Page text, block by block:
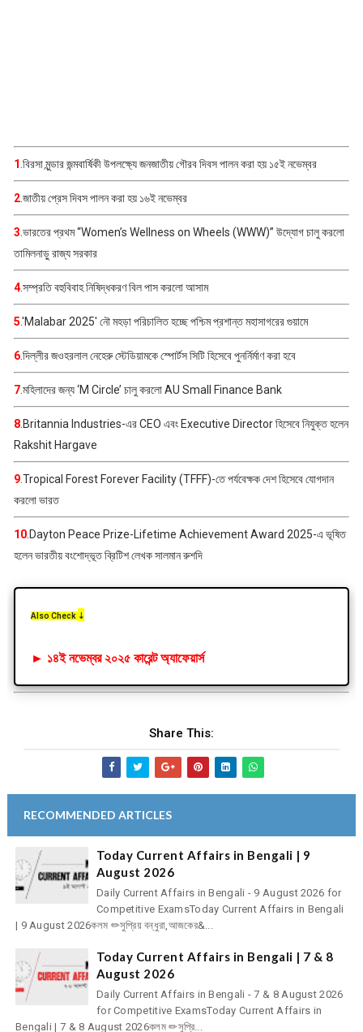
1 .বিরসা মুন্ডার জন্মবার্ষিকী উপলক্ষ্যে জনজাতীয় গৌরব দিবস পালন করা হয় ১৫ই নভেম্বর
2.জাতীয় প্রেস দিবস পালন করা হয় ১৬ই নভেম্বর
3 .ভারতের প্রথম “Women’s Wellness on Wheels (WWW)” উদ্যোগ চালু করলো
তামিলনাড়ু রাজ্য সরকার
4.সম্প্রতি বহুবিবাহ নিষিদ্ধকরণ বিল পাস করলো আসাম
5.'Malabar 2025' নৌ মহড়া পরিচালিত হচ্ছে পশ্চিম প্রশান্ত মহাসাগরের গুয়ামে
6.দিল্লীর জওহরলাল নেহেরু স্টেডিয়ামকে স্পোর্টস সিটি হিসেবে পুনর্নির্মাণ করা হবে
7.মহিলাদের জন্য ‘M Circle’ চালু করলো AU Small Finance Bank
8.Britannia Industries-এর CEO এবং Executive Director হিসেবে নিযুক্ত হলেন
Rakshit Hargave
9.Tropical Forest Forever Facility (TFFF)-তে পর্যবেক্ষক দেশ হিসেবে যোগদান
করলো ভারত
10.Dayton Peace Prize-Lifetime Achievement Award 2025-এ ভূষিত
হলেন ভারতীয় বংশোদ্ভূত ব্রিটিশ লেখক সালমান রুশদি
Also Check ⇣
► ১৪ই নভেম্বর২০২৫ কারেন্ট অ্যাফেয়ার্স
Share This:
RECOMMENDED ARTICLES
Today Current Affairs in Bengali | 9
August 2026
Daily Current Affairs in Bengali - 9 August 2026 for
Competitive ExamsToday Current Affairs in Bengali
| 9 August 2026কলম ✏সুপ্রিয় বন্ধুরা,আজকের&...
Today Current Affairs in Bengali | 7 & 8
August 2026
Daily Current Affairs in Bengali - 7 & 8 August 2026
for Competitive ExamsToday Current Affairs in
Bengali | 7 & 8 August 2026কলম ✏সুপ্রি...